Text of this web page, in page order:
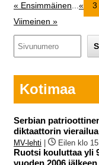
« Ensimmäinen...« 3
Viimeinen »
Kotimaa
Serbian
diktaattorin
MV-lehti Eilen klo
Ruotsi kouluttaa yli